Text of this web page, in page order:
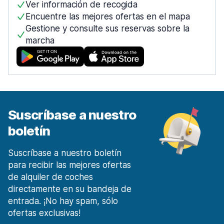
desde 12,11 € al día
Móstoles Centro de la ciudad
desde 27,74 € al día
Málaga
1911 ofertas en 7 lugares
Malaga Aeropuerto
desde 19,08 € al día
Marbella
253 ofertas en 4 lugares
Región de Murcia Aeropuerto Internacional
desde 24,56 € al día
Oviedo
Ver información de recogida
Encuentre las mejores ofertas en el mapa
Gestione y consulte sus reservas sobre la
marcha
Suscríbase a nuestro
boletín
Suscríbase a nuestro boletín
para recibir las mejores ofertas
de alquiler de coches
directamente en su bandeja de
entrada. ¡No hay spam, sólo
ofertas exclusivas!